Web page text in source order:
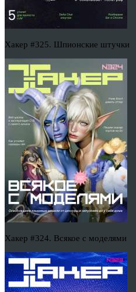
Хакер #325. Шпионские штучки
Хакер #324. Всякое с моделями